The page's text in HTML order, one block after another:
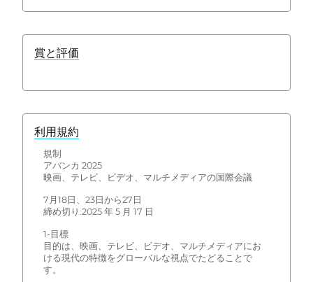
賞と評価
利用規約
規制
アバンカ 2025
映画、テレビ、ビデオ、マルチメディアの国際会議
7月18日、23日から27日
締め切り:2025 年 5 月 17 日
1-目標
目的は、映画、テレビ、ビデオ、マルチメディアにお
ける現代の特徴をグローバルな視点でたどることで
す。